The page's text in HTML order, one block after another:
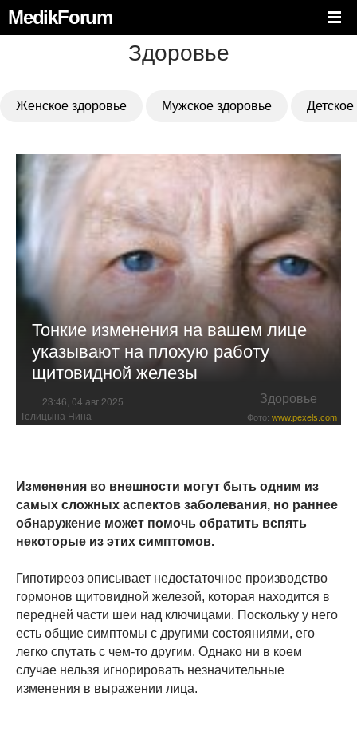
MedikForum
Здоровье
Женское здоровье Мужское здоровье
Тонкие изменения на вашем лице
указывают на плохую работу
щитовидной железы
23:46, 04 авг 2025 Здоровье
Телицына Нина Фото: www.pexels.com
Изменения во внешности могут быть одним из
самых сложных аспектов заболевания, но раннее
обнаружение может помочь обратить вспять
некоторые из этих симптомов.
Гипотиреоз описывает недостаточное производство
гормонов щитовидной железой, которая находится в
передней части шеи над ключицами. Поскольку у него
есть общие симптомы с другими состояниями, его
легко спутать с чем-то другим. Однако ни в коем
случае нельзя игнорировать незначительные
изменения в выражении лица.